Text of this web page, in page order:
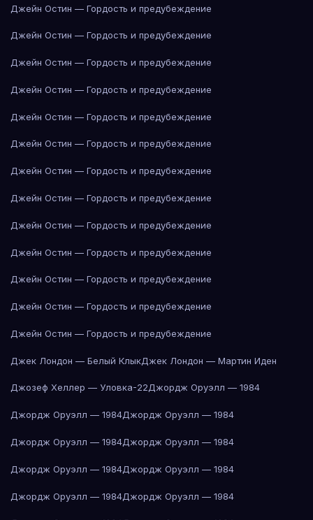
Джейн Остин — Гордость и предубеждение
Джейн Остин — Гордость и предубеждение
Джейн Остин — Гордость и предубеждение
Джейн Остин — Гордость и предубеждение
Джейн Остин — Гордость и предубеждение
Джейн Остин — Гордость и предубеждение
Джейн Остин — Гордость и предубеждение
Джейн Остин — Гордость и предубеждение
Джейн Остин — Гордость и предубеждение
Джейн Остин — Гордость и предубеждение
Джейн Остин — Гордость и предубеждение
Джейн Остин — Гордость и предубеждение
Джейн Остин — Гордость и предубеждение
Джек Лондон — Белый КлыкДжек Лондон — Мартин Иден
Джозеф Хеллер — Уловка-22Джордж Оруэлл — 1984
Джордж Оруэлл — 1984Джордж Оруэлл — 1984
Джордж Оруэлл — 1984Джордж Оруэлл — 1984
Джордж Оруэлл — 1984Джордж Оруэлл — 1984
Джордж Оруэлл — 1984Джордж Оруэлл — 1984